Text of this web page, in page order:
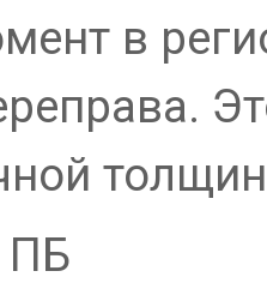
в
ПБ